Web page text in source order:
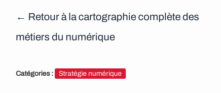
← Retour à la cartographie complète des
métiers du numérique
Catégories : Stratégie numérique